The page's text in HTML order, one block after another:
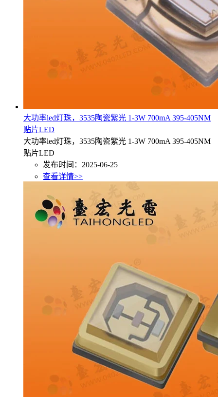
大功率led灯珠，3535陶瓷紫光 1-3W 700mA 395-405NM
贴片LED
大功率led灯珠，3535陶瓷紫光 1-3W 700mA 395-405NM
贴片LED
发布时间：2025-06-25
查看详情>>